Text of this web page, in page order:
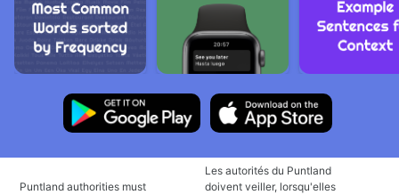
Puntland authorities must
Les autorités du Puntland
doivent veiller, lorsqu'elles